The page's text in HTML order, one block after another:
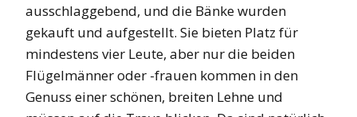
ausschlaggebend, und die Bänke wurden
gekauft und aufgestellt. Sie bieten Platz für
mindestens vier Leute, aber nur die beiden
Flügelmänner oder -frauen kommen in den
Genuss einer schönen, breiten Lehne und